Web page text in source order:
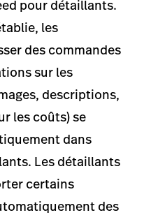
pour détaillants.
les
des commandes
sur les
descriptions,
les coûts) se
dans
Les détaillants
certains
des